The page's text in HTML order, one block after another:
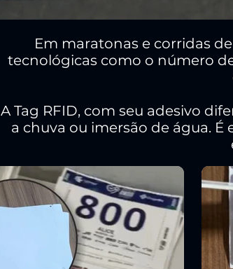
Em maratonas e corridas
tecnológicas como o número de
A Tag RFID, com seu adesivo
a chuva ou imersão de água.